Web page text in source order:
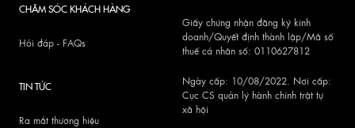
CHĂM SÓC KHÁCH HÀNG
Hỏi đáp - FAQs
TIN TỨC
Ra mắt thương hiệu
Giấy chứng nhận đăng ký kinh
doanh/Quyết định thành lập/Mã số
thuế cá nhân số: 0110627812
Ngày cấp: 10/08/2022. Nơi cấp:
Cục CS quản lý hành chính trật tự
xã hội